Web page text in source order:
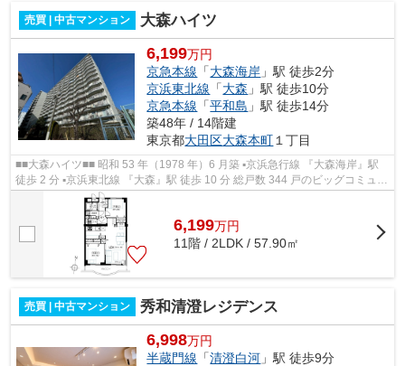
売買 | 中古マンション 大森ハイツ
6,199万円
京急本線 「大森海岸 」駅 徒歩2分
京浜東北線 「大森 」駅 徒歩10分
京急本線 「平和島 」駅 徒歩14分
築48年 / 14階建
東京都大田区大森本町 １丁目
■■大森ハイツ■■ 昭和 53 年（1978 年）6 月築 ▪京浜急行線 『大森海岸』駅
徒歩 2 分 ▪京浜東北線 『大森』駅 徒歩 10 分 総戸数 344 戸のビッグコミュニ
ティ 2023 年 7 月 給排水...
6,199万円
11階 / 2LDK / 57.90㎡
売買 | 中古マンション 秀和清澄レジデンス
6,998万円
半蔵門線 「清澄白河 」駅 徒歩9分